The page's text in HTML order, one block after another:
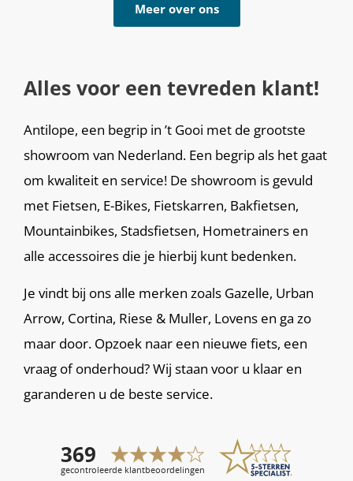
Meer over ons
Alles voor een tevreden klant!
Antilope, een begrip in ’t Gooi met de grootste
showroom van Nederland. Een begrip als het gaat
om kwaliteit en service! De showroom is gevuld
met Fietsen, E-Bikes, Fietskarren, Bakfietsen,
Mountainbikes, Stadsfietsen, Hometrainers en
alle accessoires die je hierbij kunt bedenken.
Je vindt bij ons alle merken zoals Gazelle, Urban
Arrow, Cortina, Riese & Muller, Lovens en ga zo
maar door. Opzoek naar een nieuwe fiets, een
vraag of onderhoud? Wij staan voor u klaar en
garanderen u de beste service.